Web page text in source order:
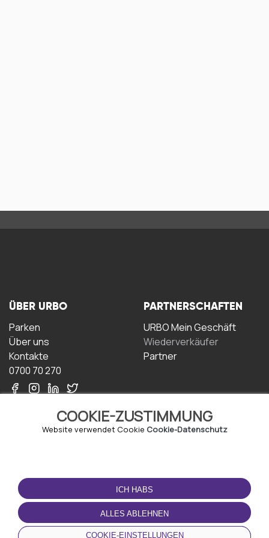
COOKIE-ZUSTIMMUNG
Website verwendet Cookie Cookie-Datenschutz
ICH HABS
ALLES ABLEHNEN
COOKIE-EINSTELLUNGEN
ÜBER URBO
Parken
Über uns
Kontakte
0700 70 270
PARTNERSCHAFTEN
URBO Mein Geschäft
Wiederverkäufer
Partner
NUTZUNGSBEDINGUNGEN
Geschäftsbedingungen
Datenschutz-
Bestimmungen
Cookie-Richtlinie
LADEN SIE DIE APP
HERUNTER